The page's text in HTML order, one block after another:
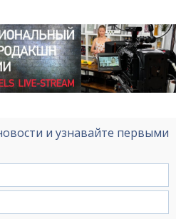
и узнавайте первыми